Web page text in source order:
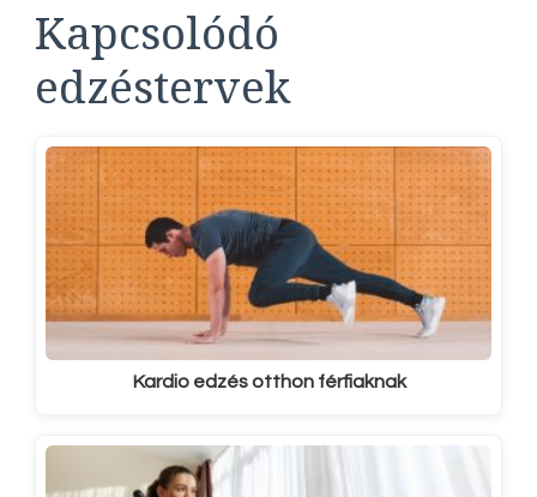
Kapcsolódó
edzéstervek
Kardio edzés otthon férfiaknak